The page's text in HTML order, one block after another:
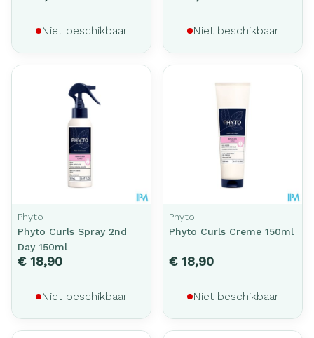
Niet beschikbaar Niet beschikbaar
Phyto
Phyto Curls Spray 2nd
Day 150ml
€ 18,90
Niet beschikbaar
Phyto
Phyto Curls Creme 150ml
€ 18,90
Niet beschikbaar